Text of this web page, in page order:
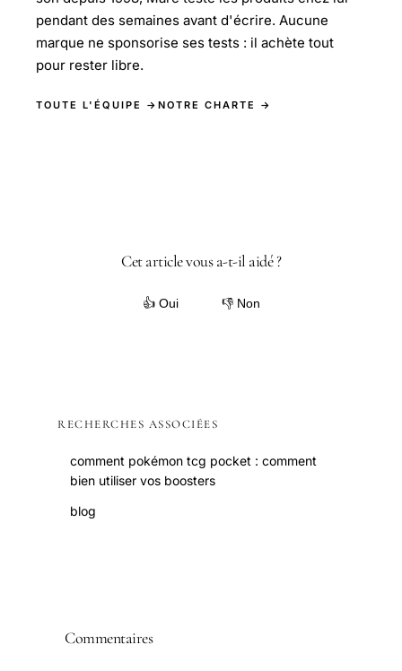
pendant des semaines avant d'écrire. Aucune
marque ne sponsorise ses tests : il achète tout
pour rester libre.
TOUTE L'ÉQUIPE → NOTRE CHARTE →
Cet article vous a-t-il aidé ?
👍 Oui 👎 Non
RECHERCHES ASSOCIÉES
comment pokémon tcg pocket : comment
bien utiliser vos boosters
blog
Commentaires